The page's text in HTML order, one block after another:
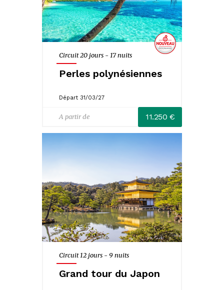
Circuit 20 jours - 17 nuits
Perles polynésiennes
Départ 31/03/27
A partir de 11.250 €
Circuit 12 jours - 9 nuits
Grand tour du Japon